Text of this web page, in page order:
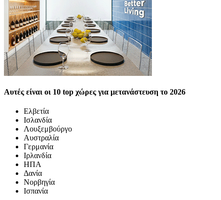
Αυτές είναι οι 10 top χώρες για μετανάστευση το 2026
Ελβετία
Ισλανδία
Λουξεμβούργο
Αυστραλία
Γερμανία
Ιρλανδία
ΗΠΑ
Δανία
Νορβηγία
Ισπανία